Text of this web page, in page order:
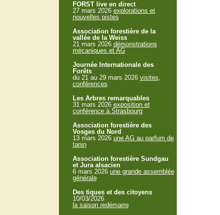
FORST live en direct
27 mars 2026 explorations et
nouvelles pistes
Association forestière de la
vallée de la Weiss
21 mars 2026 démonstrations
mécaniques et AG
Journée Internationale des
Forêts
du 21 au 29 mars 2026 visites,
conférences
Les Arbres remarquables
31 mars 2026 exposition et
conférence à Strasbourg
Association forestière des
Vosges du Nord
13 mars 2026 une AG au parfum de
tanin
Association forestière Sundgau
et Jura alsacien
6 mars 2026 une grande assemblée
générale
Des tiques et des citoyens
10/03/2026
la saison redémarre